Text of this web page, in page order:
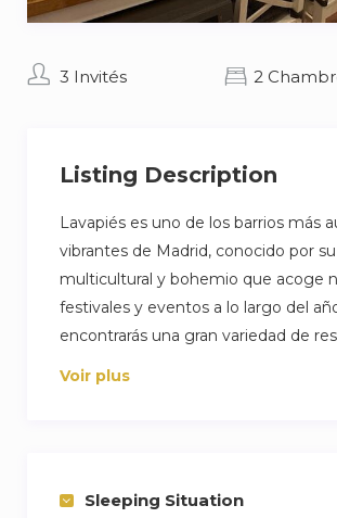
3 Invités 2
Listing Description
Lavapiés es uno de los barrios más
vibrantes de Madrid, conocido por
multicultural y bohemio que acoge
festivales y eventos a lo largo del
encontrarás una gran variedad de
bares y cafeterías que reflejan la
Museo Reina Sofía a poca distancia.
Voir plus
Sleeping Situation